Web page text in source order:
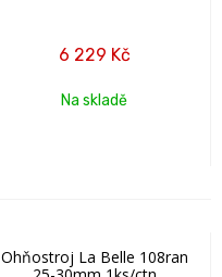
6 229 Kč
Na skladě
Ohňostroj La Belle 108ran